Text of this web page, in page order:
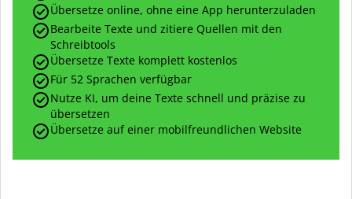
Übersetze online, ohne eine App herunterzuladen
Bearbeite Texte und zitiere Quellen mit den
Schreibtools
Übersetze Texte komplett kostenlos
Für 52 Sprachen verfügbar
Nutze KI, um deine Texte schnell und präzise zu
übersetzen
Übersetze auf einer mobilfreundlichen Website